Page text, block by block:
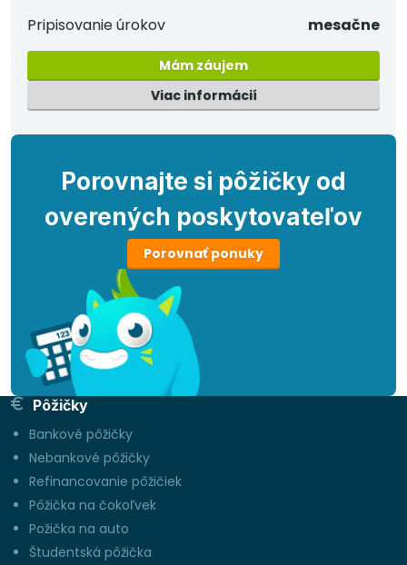
Pripisovanie úrokov
mesačne
Mám záujem
Viac informácií
Porovnajte si pôžičky od
overených poskytovateľov
Porovnať ponuky
Pôžičky
Bankové pôžičky
Nebankové pôžičky
Refinancovanie pôžičiek
Pôžička na čokoľvek
Požička na auto
Študentská pôžička